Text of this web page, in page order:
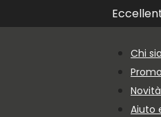
Vai al contenuto
Vai al piè di pagina
Chi
Novità
Aiuto